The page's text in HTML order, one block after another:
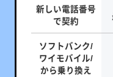
新しい電話番号
で契約
ソフトバンク/
ワイモバイル/
から乗り換え